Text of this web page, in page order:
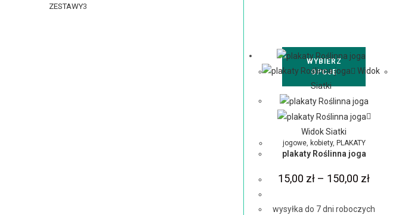
WYBIERZ
OPCJE
Widok
Siatki
Widok Siatki
jogowe, kobiety, PLAKATY
plakaty Roślinna joga
15,00 zł – 150,00 zł
wysyłka do 7 dni roboczych
ZESTAWY3